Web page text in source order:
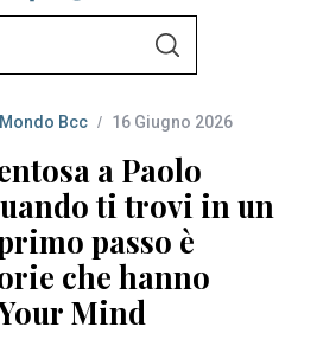
S
C
H
Mondo Bcc 16 Giugno 2026
a Paolo
ti trovi in un
passo è
che hanno
Mind